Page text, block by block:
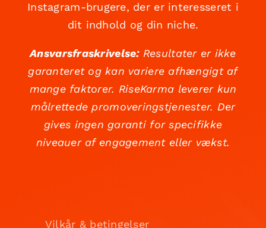
Instagram-brugere, der er interesseret i
dit indhold og din niche.
Ansvarsfraskrivelse:Resultater er ikke
garanteret og kan variere afhængigt af
mange faktorer. RiseKarma leverer kun
målrettede promoveringstjenester. Der
gives ingen garanti for specifikke
niveauer af engagement eller vækst.
Vilkår & betingelser